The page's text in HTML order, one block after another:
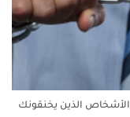
الذين يخنقونك